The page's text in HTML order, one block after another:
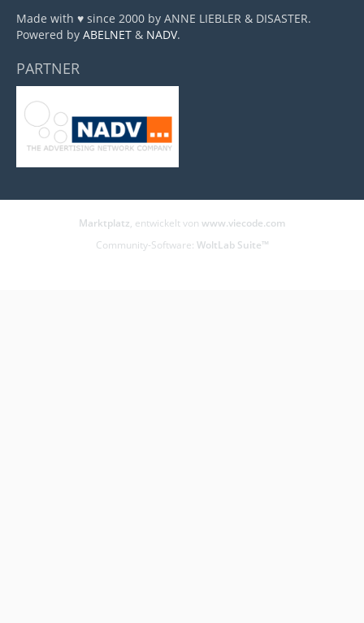
Made with ♥ since 2000 by ANNE LIEBLER & DISASTER.
Powered by ABELNET & NADV.
PARTNER
Marktplatz, entwickelt von www.viecode.com
Community-Software: WoltLab Suite™